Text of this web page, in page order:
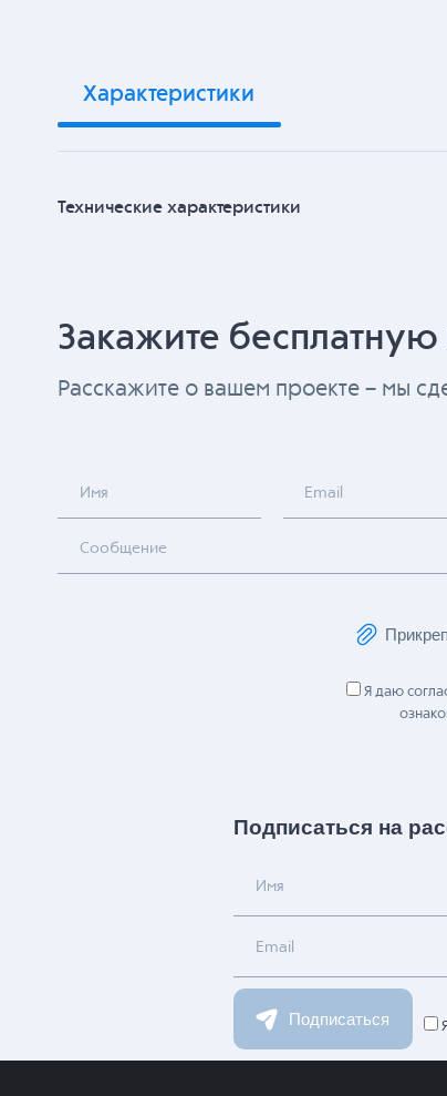
Характеристики
Технические характеристики
Закажите бесплатную
Расскажите о вашем проекте – мы
Имя Email
Сообщение
Я даю
Подписаться на
Имя
Email
Подписаться